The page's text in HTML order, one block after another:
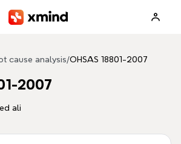
cause analysis/OHSAS 18801-2007
2007
ali